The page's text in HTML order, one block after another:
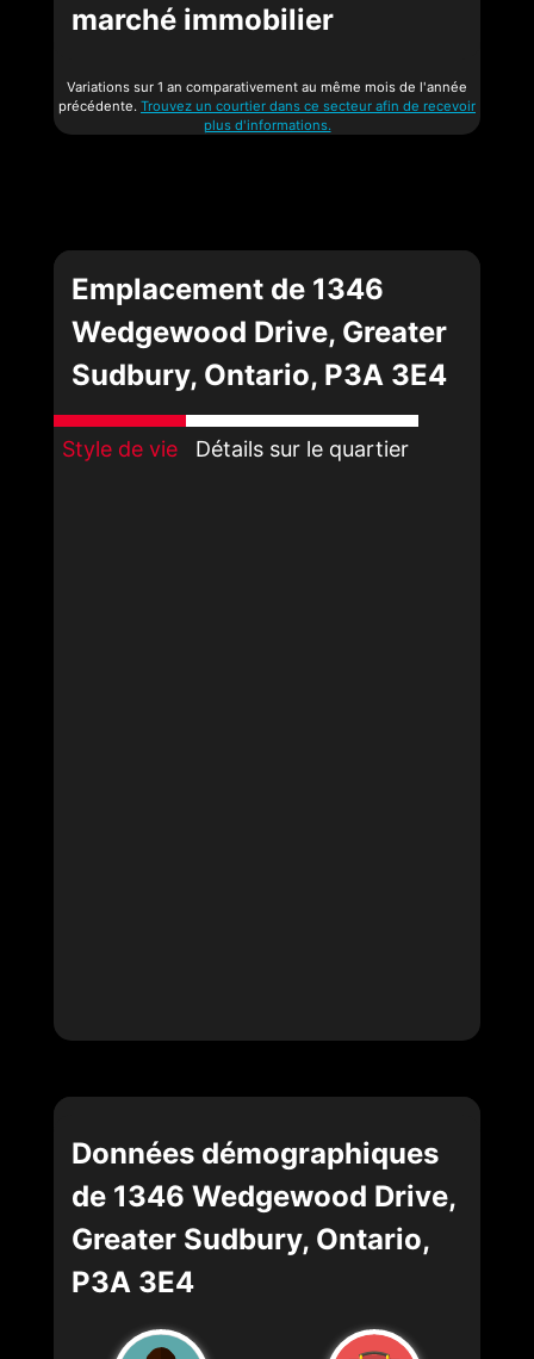
marché immobilier
Variations sur 1 an comparativement au même mois de l'année
précédente. Trouvez un courtier dans ce secteur afin de recevoir
plus d'informations.
Emplacement de 1346
Wedgewood Drive, Greater
Sudbury, Ontario, P3A 3E4
Style de vie Détails sur le quartier
Données démographiques
de 1346 Wedgewood Drive,
Greater Sudbury, Ontario,
P3A 3E4